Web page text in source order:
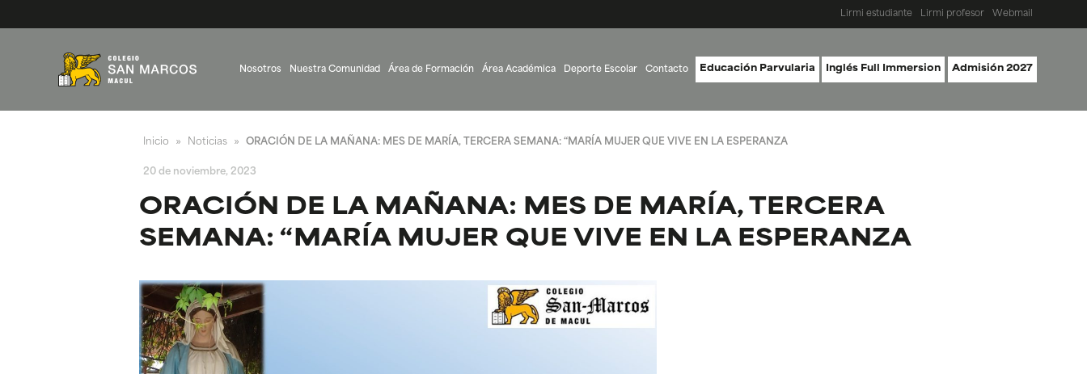
Lirmi estudiante Lirmi profesor Webmail
Nosotros Nuestra Comunidad Área de Formación Área Académica Deporte Escolar Contacto Educación Parvularia Inglés Full Immersion Admisión 2027
Inicio » Noticias » ORACIÓN DE LA MAÑANA: MES DE MARÍA, TERCERA SEMANA: “MARÍA MUJER QUE VIVE EN LA ESPERANZA
20 de noviembre, 2023
ORACIÓN DE LA MAÑANA: MES DE MARÍA, TERCERA
SEMANA: “MARÍA MUJER QUE VIVE EN LA ESPERANZA